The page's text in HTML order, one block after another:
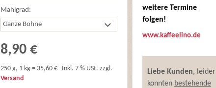
Mahlgrad:
8,90 €
250 g, 1 kg = 35,60 €
Inkl. 7 % USt. zzgl.
Versand
weitere Termine
folgen!
www.kaffeelino.de
Liebe Kunden, leider
konnten bestehende